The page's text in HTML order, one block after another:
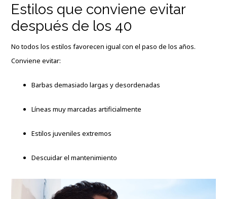
Estilos que conviene evitar
después de los 40
No todos los estilos favorecen igual con el paso de los años.
Conviene evitar:
Barbas demasiado largas y desordenadas
Líneas muy marcadas artificialmente
Estilos juveniles extremos
Descuidar el mantenimiento